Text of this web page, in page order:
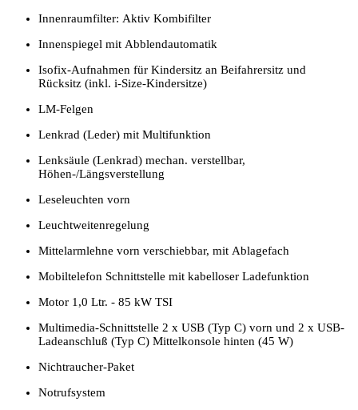
Innenraumfilter: Aktiv Kombifilter
Innenspiegel mit Abblendautomatik
Isofix-Aufnahmen für Kindersitz an Beifahrersitz und
Rücksitz (inkl. i-Size-Kindersitze)
LM-Felgen
Lenkrad (Leder) mit Multifunktion
Lenksäule (Lenkrad) mechan. verstellbar,
Höhen-/Längsverstellung
Leseleuchten vorn
Leuchtweitenregelung
Mittelarmlehne vorn verschiebbar, mit Ablagefach
Mobiltelefon Schnittstelle mit kabelloser Ladefunktion
Motor 1,0 Ltr. - 85 kW TSI
Multimedia-Schnittstelle 2 x USB (Typ C) vorn und 2 x USB-
Ladeanschluß (Typ C) Mittelkonsole hinten (45 W)
Nichtraucher-Paket
Notrufsystem